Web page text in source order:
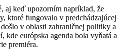
aj keď upozorním napríklad, že
ktoré fungovalo v predchádzajúcej
v oblasti zahraničnej politiky a
kde európska agenda bola vyňatá a
premiéra.